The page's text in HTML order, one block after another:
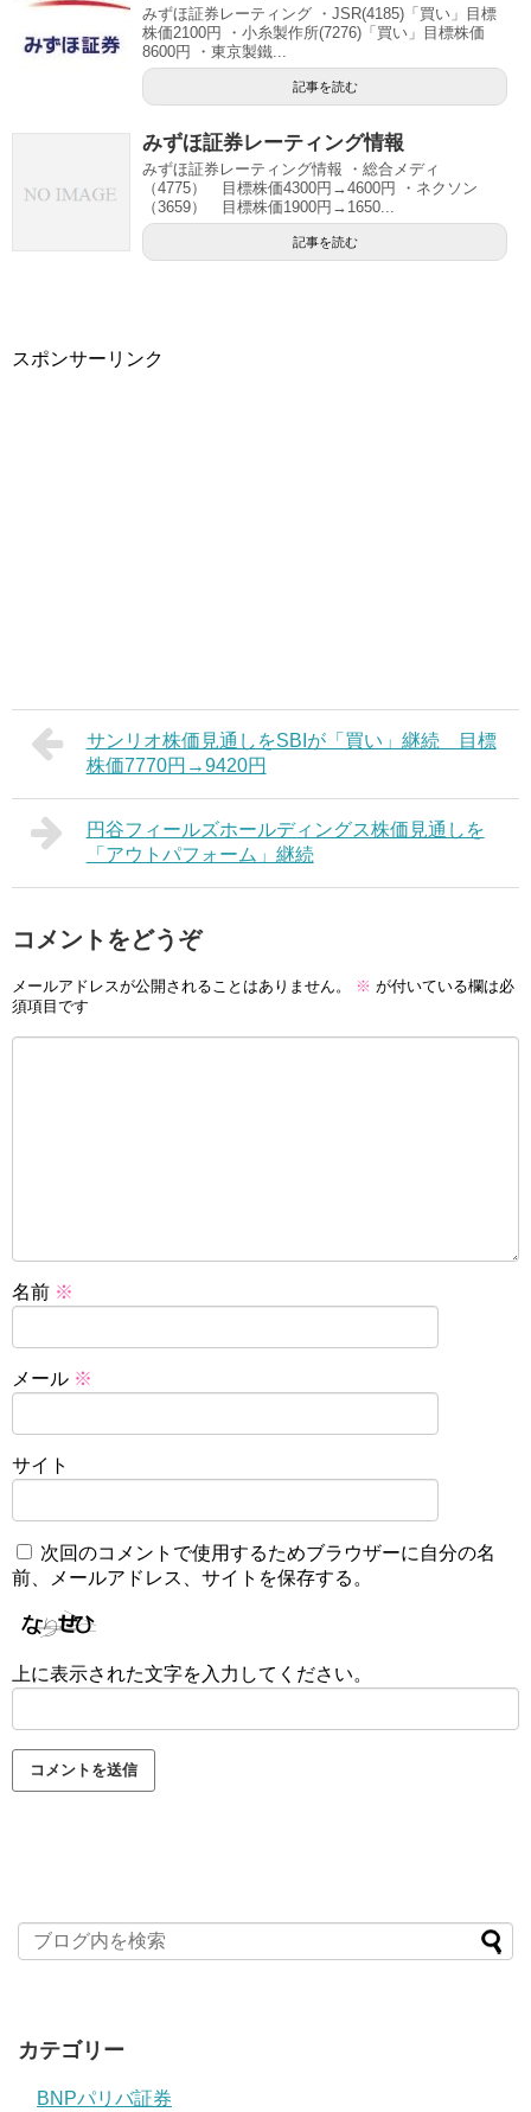
みずほ証券レーティング ・JSR(4185)「買い」目標
株価2100円 ・小糸製作所(7276)「買い」目標株価
8600円 ・東京製鐵...
記事を読む
みずほ証券レーティング情報
みずほ証券レーティング情報 ・総合メディ
（4775） 目標株価4300円→4600円 ・ネクソン
（3659） 目標株価1900円→1650...
記事を読む
スポンサーリンク
サンリオ株価見通しをSBIが「買い」継続 目標
株価7770円→9420円
円谷フィールズホールディングス株価見通しを
「アウトパフォーム」継続
コメントをどうぞ
メールアドレスが公開されることはありません。 ※ が付いている欄は必
須項目です
名前 ※
メール ※
サイト
次回のコメントで使用するためブラウザーに自分の名
前、メールアドレス、サイトを保存する。
上に表示された文字を入力してください。
カテゴリー
BNPパリバ証券